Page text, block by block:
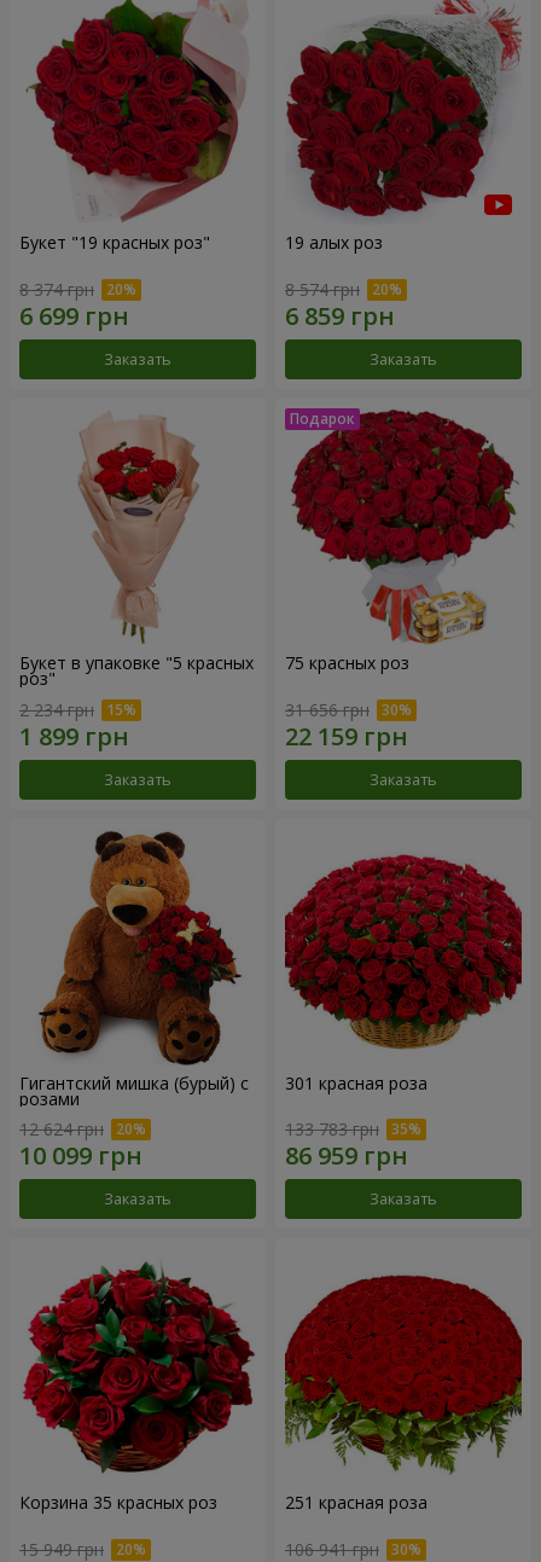
Букет "19 красных роз"
8 374 грн
Заказать
19 алых роз
8 574 грн
Заказать
Букет в упаковке "5 красных
роз"
2 234 грн
Заказать
75 красных роз
31 656 грн
Заказать
Гигантский мишка (бурый) с
розами
12 624 грн
Заказать
301 красная роза
133 783 грн
Заказать
Корзина 35 красных роз
15 949 грн
251 красная роза
106 941 грн